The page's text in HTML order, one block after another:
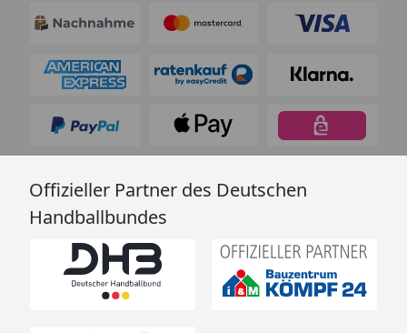
Offizieller Partner des Deutschen
Handballbundes